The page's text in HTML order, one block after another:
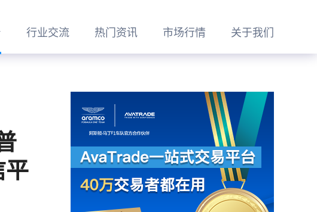
行业交流 热门资讯 市场行情 关于我们